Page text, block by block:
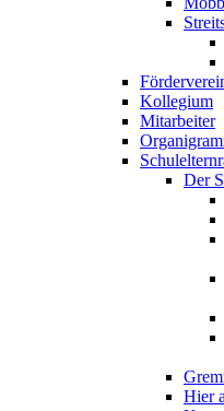
Kollegium
Mitarbeiter
Der
Hier